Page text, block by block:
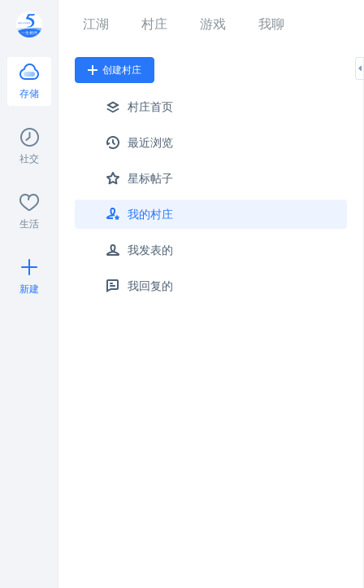
存储
社交
生活
新建
江湖 村庄 游戏 我聊
创建村庄
村庄首页
最近浏览
星标帖子
我的村庄
我发表的
我回复的